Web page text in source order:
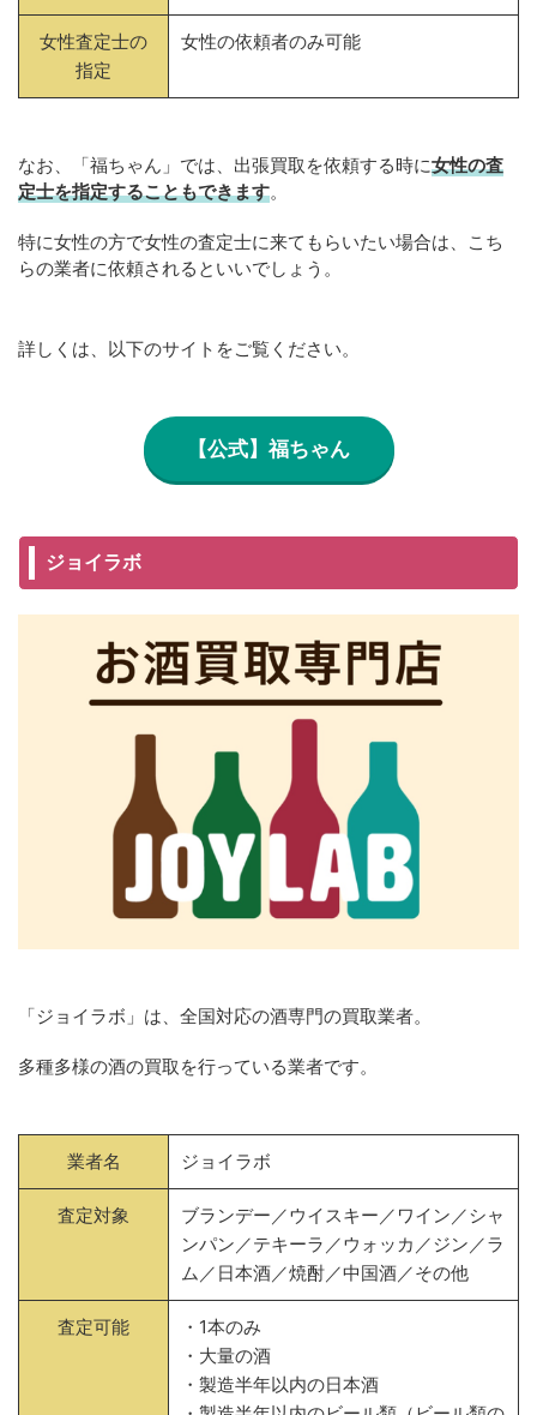
女性査定士の
指定
女性の依頼者のみ可能
なお、「福ちゃん」では、出張買取を依頼する時に女性の査
定士を指定することもできます。
特に女性の方で女性の査定士に来てもらいたい場合は、こち
らの業者に依頼されるといいでしょう。
詳しくは、以下のサイトをご覧ください。
【公式】福ちゃん
ジョイラボ
「ジョイラボ」は、全国対応の酒専門の買取業者。
多種多様の酒の買取を行っている業者です。
業者名 ジョイラボ
査定対象
ブランデー／ウイスキー／ワイン／シャ
ンパン／テキーラ／ウォッカ／ジン／ラ
ム／日本酒／焼酎／中国酒／その他
査定可能
・1本のみ
・大量の酒
・製造半年以内の日本酒